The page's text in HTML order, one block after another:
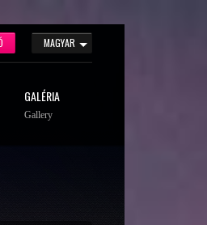
MAGYAR
GALÉRIA
Gallery